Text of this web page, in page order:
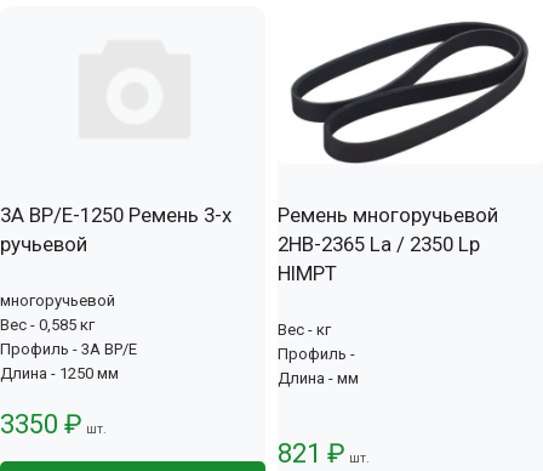
3А BP/E-1250 Ремень 3-х
ручьевой
многоручьевой
Вес - 0,585 кг
Профиль - 3А BP/E
Длина - 1250 мм
3350 ₽ шт.
Ремень многоручьевой
2НВ-2365 La / 2350 Lp
HIMPT
Вес - кг
Профиль -
Длина - мм
821 ₽ шт.